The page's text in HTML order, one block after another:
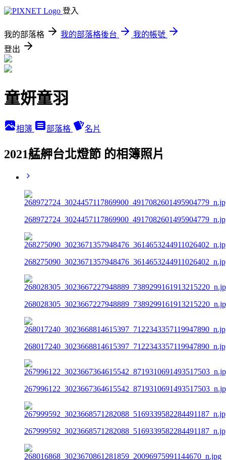
登入
我的部落格 我的部落格後台
我的帳號
登出
童妍童羽
相簿 部落格 名片
2021艋舺台北燈節 的相簿照片